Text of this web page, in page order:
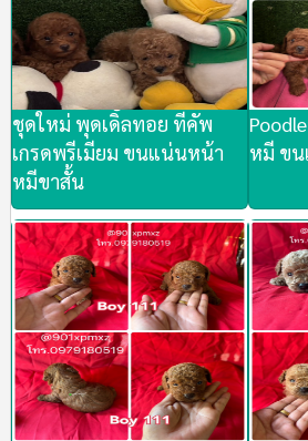
ชุดใหม่ พุดเดิัลทอย ทีคัพ
เกรดพรีเมียม ขนแน่นหน้า
หมีขาสั้น
หมี ข